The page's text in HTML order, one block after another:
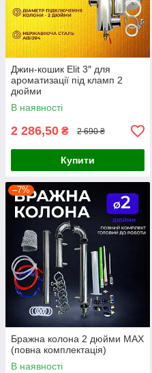
Джин-кошик Elit 3″ для
ароматизації під кламп 2
дюйми
В наявності
2 286,50 ₴ 2 690 ₴
Купити
–7%
Бражна колона 2 дюйми MAX
(повна комплектація)
В наявності